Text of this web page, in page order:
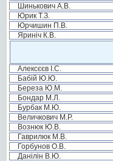
Шинькович А.В.
Юрик Т.З.
Юрчишин П.В.
Яриніч К.В.
Алексєєв І.С.
Бабій Ю.Ю.
Береза Ю.М.
Бондар М.Л.
Бурбак М.Ю.
Величкович М.Р.
Вознюк Ю.В.
Гаврилюк М.В.
Горбунов О.В.
Данілін В.Ю.